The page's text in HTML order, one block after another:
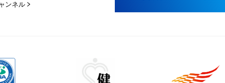
ンネル